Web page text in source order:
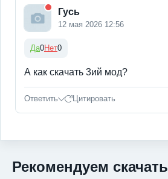
Гусь
12 мая 2026 12:56
Да0Нет0
А как скачать 3ий мод?
Ответить Цитировать
Рекомендуем скачать